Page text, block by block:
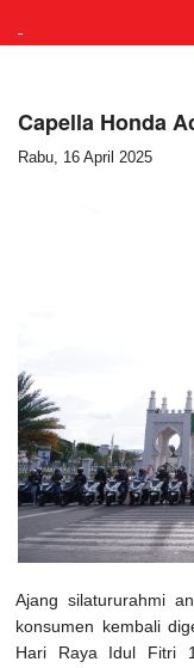
Profil
Produk
Hubungi Kami
Apps
Capella Honda
Rabu, 16 April 2025
Ajang silatururahmi
konsumen kembali
Hari Raya Idul Fitri